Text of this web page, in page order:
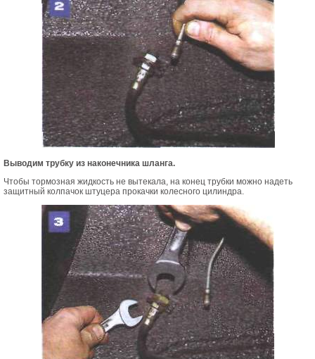
Выводим трубку из наконечника шланга.
Чтобы тормозная жидкость не вытекала, на конец трубки можно надеть
защитный колпачок штуцера прокачки колесного цилиндра.